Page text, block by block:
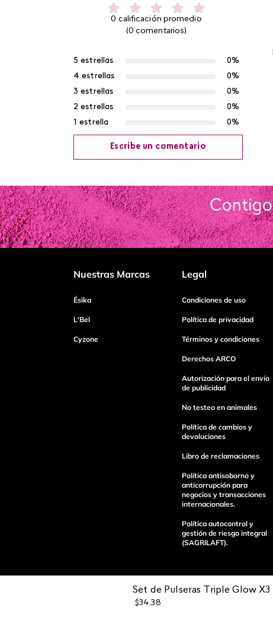
Set de Pulseras Triple Glow X3​
$34,38
0 calificación promedio
(0 comentarios)
5 estrellas
0%
4 estrellas
0%
3 estrellas
0%
2 estrellas
0%
1 estrella
0%
Escribe un comentario
Agregar comentario
Título
Tu nombre
Dirección de email
Nuestras Marcas
Ésika
L'Bel
Cyzone
Legal
Condiciones de uso
Política de privacidad
Términos y condiciones
Derechos ARCO
Autorización para el envío
de publicidad
No testeo en animales
Política de cambios y
devoluciones
Libro de reclamaciones
Política antisoborno y
anticorrupción para
negocios y transacciones
internacionales.
Política autocontrol y
gestión de riesgo integral
(SAGRILAFT).
Pagos 100%